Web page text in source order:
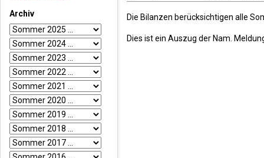
Archiv Die Bilanzen berücksichtigen alle
Dies ist ein Auszug der Nam.